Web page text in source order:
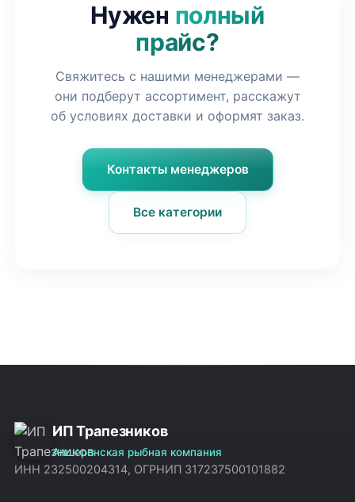
Нужен полный
прайс?
Свяжитесь с нашими менеджерами —
они подберут ассортимент, расскажут
об условиях доставки и оформят заказ.
Контакты менеджеров
Все категории
ИП Трапезников
Апшеронская рыбная компания
ИНН 232500204314, ОГРНИП 317237500101882